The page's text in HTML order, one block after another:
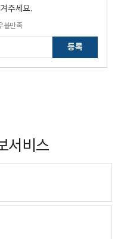
주세요.
불만족
등록
서비스